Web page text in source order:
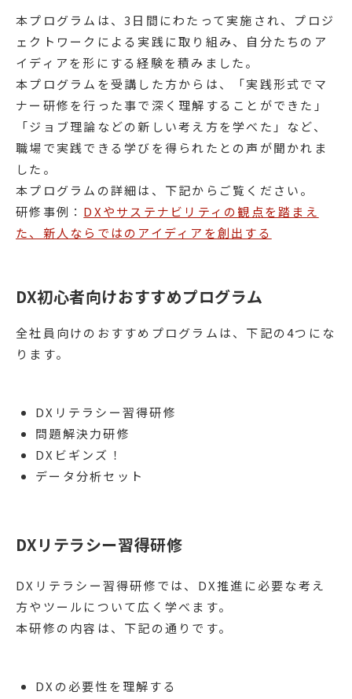
本プログラムは、3日間にわたって実施され、プロジ
ェクトワークによる実践に取り組み、自分たちのア
イディアを形にする経験を積みました。
本プログラムを受講した方からは、「実践形式でマ
ナー研修を行った事で深く理解することができた」
「ジョブ理論などの新しい考え方を学べた」など、
職場で実践できる学びを得られたとの声が聞かれま
した。
本プログラムの詳細は、下記からご覧ください。
研修事例： DXやサステナビリティの観点を踏まえ
た、新人ならではのアイディアを創出する
DX初心者向けおすすめプログラム
全社員向けのおすすめプログラムは、下記の4つにな
ります。
DXリテラシー習得研修
問題解決力研修
DXビギンズ！
データ分析セット
DXリテラシー習得研修
DXリテラシー習得研修では、DX推進に必要な考え
方やツールについて広く学べます。
本研修の内容は、下記の通りです。
DXの必要性を理解する